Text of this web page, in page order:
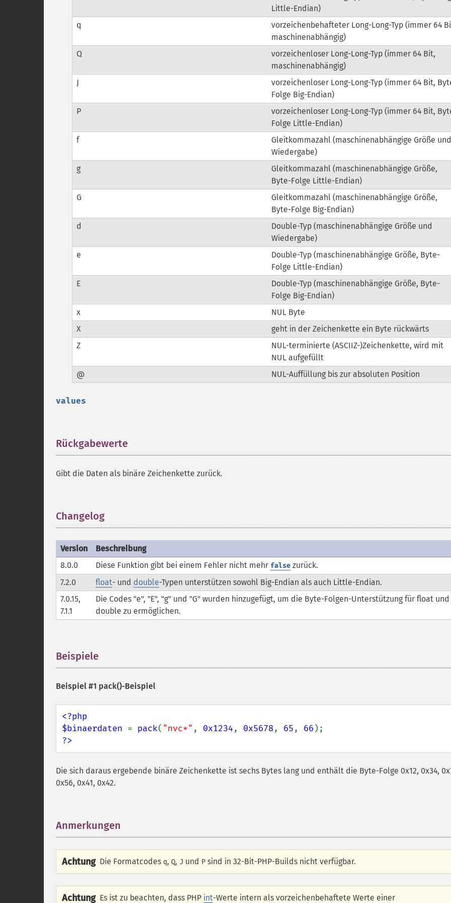
Little-Endian)
q
vorzeichenbehafteter Long-Long-Typ (immer 64
maschinenabhängig)
Q
vorzeichenloser Long-Long-Typ (immer 64 Bit,
maschinenabhängig)
J
vorzeichenloser Long-Long-Typ (immer 64 Bit,
Folge Big-Endian)
P
vorzeichenloser Long-Long-Typ (immer 64 Bit,
Folge Little-Endian)
f
Gleitkommazahl (maschinenabhängige Größe und
Wiedergabe)
g
Gleitkommazahl (maschinenabhängige Größe,
Byte-Folge Little-Endian)
G
Gleitkommazahl (maschinenabhängige Größe,
Byte-Folge Big-Endian)
d
Double-Typ (maschinenabhängige Größe und
Wiedergabe)
e
Double-Typ (maschinenabhängige Größe, Byte-
Folge Little-Endian)
E
Double-Typ (maschinenabhängige Größe, Byte-
Folge Big-Endian)
x
NUL Byte
X
geht in der Zeichenkette ein Byte rückwärts
Z
NUL-terminierte (ASCIIZ-)Zeichenkette, wird mit
NUL aufgefüllt
@
NUL-Auffüllung bis zur absoluten Position
values
Rückgabewerte
Gibt die Daten als binäre Zeichenkette zurück.
Changelog
Version
Beschreibung
8.0.0
Diese Funktion gibt bei einem Fehler nicht mehr false zurück.
7.2.0
float- und double-Typen unterstützen sowohl Big-Endian als auch Little-Endian.
7.0.15,
7.1.1
Die Codes "e", "E", "g" und "G" wurden hinzugefügt, um die Byte-Folgen-Unterstützung für float und
double zu ermöglichen.
Beispiele
Beispiel #1 pack()-Beispiel
<?php
$binaerdaten = pack( "nvc*" , 0x1234, 0x5678, 65, 66
?>
Die sich daraus ergebende binäre Zeichenkette ist sechs Bytes lang und enthält die Byte-Folge 0x12, 0x34,
0x56, 0x41, 0x42.
Anmerkungen
Achtung Die Formatcodes q, Q, J und P sind in 32-Bit-PHP-Builds nicht verfügbar.
Achtung Es ist zu beachten, dass PHP int-Werte intern als vorzeichenbehaftete Werte einer